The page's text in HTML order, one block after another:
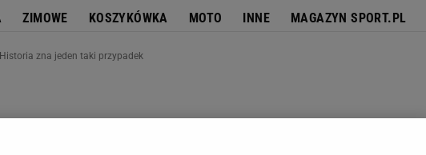
ZIMOWE KOSZYKÓWKA MOTO INNE MAGAZYN SPORT.PL
zna jeden taki przypadek